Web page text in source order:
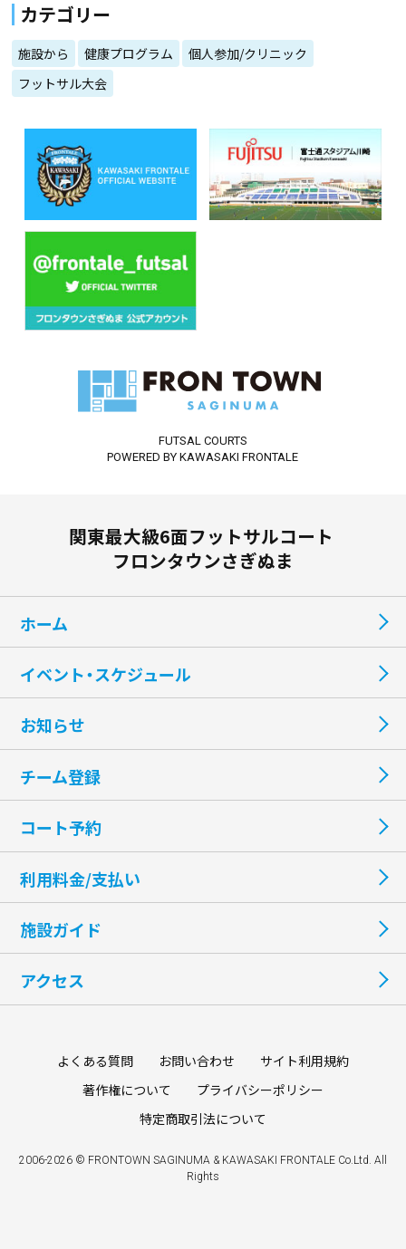
カテゴリー
施設から 健康プログラム
個人参加/クリニック
フットサル大会
FUTSAL COURTS
POWERED BY KAWASAKI FRONTALE
関東最大級6面フットサルコート
フロンタウンさぎぬま
ホーム
よくある質問 お問い合わせ
サイト利用規約
著作権について
プライバシーポリシー
特定商取引法について
イベント・スケジュール
お知らせ
チーム登録
コート予約
利用料金/支払い
施設ガイド
アクセス
2006-2026 © FRONTOWN SAGINUMA & KAWASAKI FRONTALE Co.Ltd. All
Rights